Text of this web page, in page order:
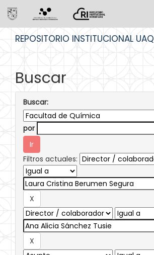
REPOSITORIO INSTITUCIONAL UAQ
Buscar
Buscar:
por
Filtros actuales: